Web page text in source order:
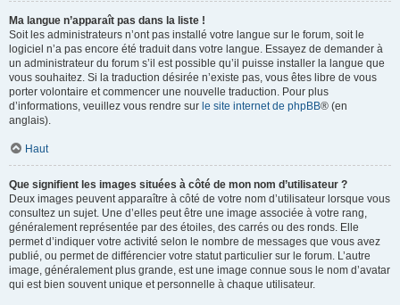
Ma langue n’apparaît pas dans la liste !
Soit les administrateurs n’ont pas installé votre langue sur le forum, soit le
logiciel n’a pas encore été traduit dans votre langue. Essayez de demander à
un administrateur du forum s’il est possible qu’il puisse installer la langue que
vous souhaitez. Si la traduction désirée n’existe pas, vous êtes libre de vous
porter volontaire et commencer une nouvelle traduction. Pour plus
d’informations, veuillez vous rendre sur le site internet de phpBB® (en
anglais).
Haut
Que signifient les images situées à côté de mon nom d’utilisateur ?
Deux images peuvent apparaître à côté de votre nom d’utilisateur lorsque vous
consultez un sujet. Une d’elles peut être une image associée à votre rang,
généralement représentée par des étoiles, des carrés ou des ronds. Elle
permet d’indiquer votre activité selon le nombre de messages que vous avez
publié, ou permet de différencier votre statut particulier sur le forum. L’autre
image, généralement plus grande, est une image connue sous le nom d’avatar
qui est bien souvent unique et personnelle à chaque utilisateur.